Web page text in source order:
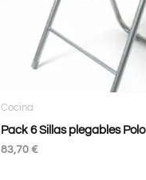
Cocina
Pack 6 Sillas plegables Polo
83,70 €